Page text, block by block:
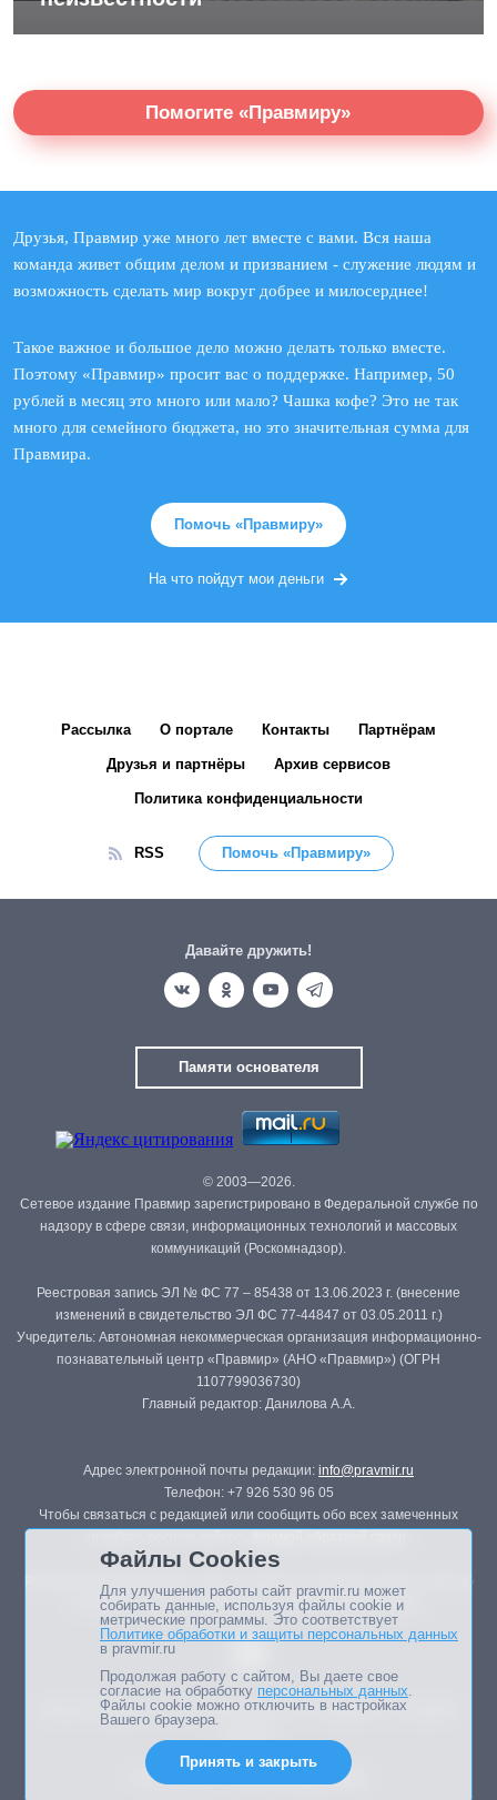
Помогите «Правмиру»
Друзья, Правмир уже много лет вместе с вами. Вся наша
команда живет общим делом и призванием - служение людям и
возможность сделать мир вокруг добрее и милосерднее!
Такое важное и большое дело можно делать только вместе.
Поэтому «Правмир» просит вас о поддержке. Например, 50
рублей в месяц это много или мало? Чашка кофе? Это не так
много для семейного бюджета, но это значительная сумма для
Правмира.
Помочь «Правмиру»
На что пойдут мои деньги
Рассылка О портале Контакты Партнёрам
Друзья и партнёры Архив сервисов
Политика конфиденциальности
RSS Помочь «Правмиру»
Давайте дружить!
Памяти основателя
© 2003—2026.
Сетевое издание Правмир зарегистрировано в Федеральной службе по
надзору в сфере связи, информационных технологий и массовых
коммуникаций (Роскомнадзор).
Реестровая запись ЭЛ № ФС 77 – 85438 от 13.06.2023 г. (внесение
изменений в свидетельство ЭЛ ФС 77-44847 от 03.05.2011 г.)
Учредитель: Автономная некоммерческая организация информационно-
познавательный центр «Правмир» (АНО «Правмир») (ОГРН
1107799036730)
Главный редактор: Данилова А.А.
Адрес электронной почты редакции: info@pravmir.ru
Телефон: +7 926 530 96 05
Чтобы связаться с редакцией или сообщить обо всех замеченных
Републикация материалов сайта в печатных изданиях (книгах, прессе)
возможна только с письменного разрешения редакции.
Мнение авторов статей портала может не совпадать с позицией
Дизайн сайта -
Файлы Cookies
Для улучшения работы сайт pravmir.ru может
собирать данные, используя файлы cookie и
метрические программы. Это соответствует
Политике обработки и защиты персональных данных
в pravmir.ru
Продолжая работу с сайтом, Вы даете свое
согласие на обработку персональных данных.
Файлы cookie можно отключить в настройках
Вашего браузера.
Принять и закрыть